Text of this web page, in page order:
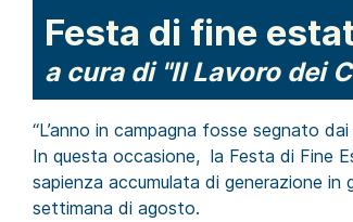
Festa di fine
a cura di "Il Lavoro dei
“L’anno in campagna fosse segnato
In questa occasione, la Festa di Fine
sapienza accumulata di generazione
settimana di agosto.